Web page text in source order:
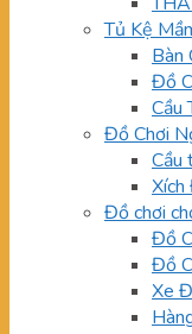
Tủ Kệ
Bàn
Đồ
Cầu
Đồ Chơi
Cầu
Xích
Đồ chơi
Đồ
Đồ
Xe